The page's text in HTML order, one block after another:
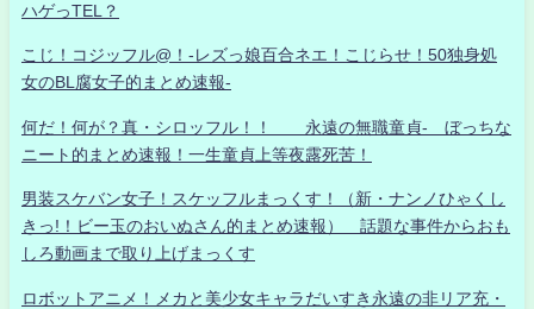
ハゲっTEL？
こじ！コジッフル@！-レズっ娘百合ネエ！こじらせ！50独身処
女のBL腐女子的まとめ速報-
何だ！何が？真・シロッフル！！ 永遠の無職童貞- ぼっちな
ニート的まとめ速報！一生童貞上等夜露死苦！
男装スケバン女子！スケッフルまっくす！（新・ナンノひゃくし
きっ!！ビー玉のおいぬさん的まとめ速報） 話題な事件からおも
しろ動画まで取り上げまっくす
ロボットアニメ！メカと美少女キャラだいすき永遠の非リア充・